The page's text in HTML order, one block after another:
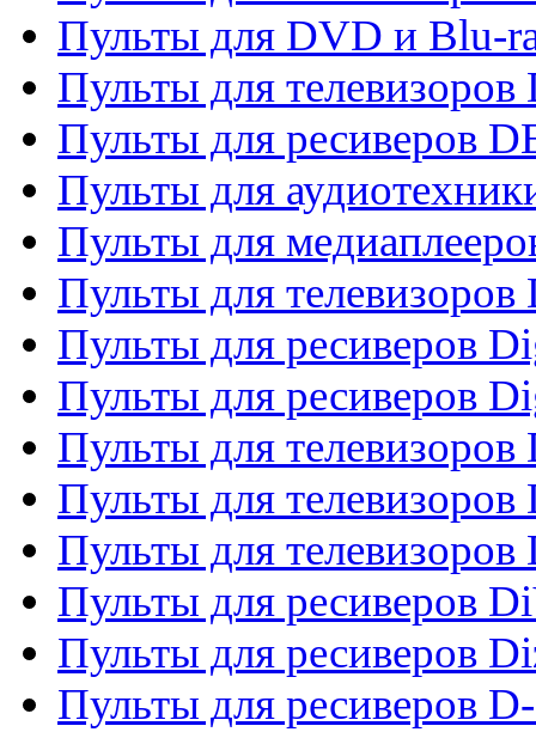
Пульты для DVD и Blu-
Пульты для телевизоров
Пульты для ресиверов
Пульты для
Пульты для
Пульты для телевизоров
Пульты для ресиверов
Пульты для ресиверов
Пульты для
Пульты для
Пульты для телевизоров
Пульты для ресиверов
Пульты для ресиверов
Пульты для ресиверов